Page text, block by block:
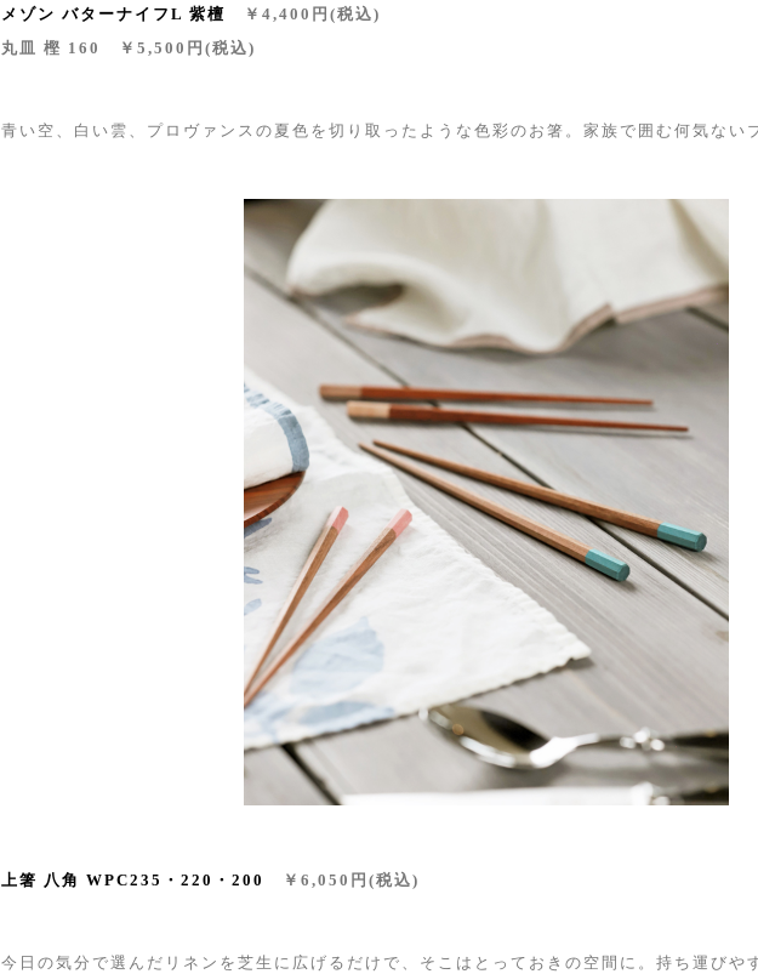
メゾン バターナイフL 紫檀 ￥4,400円(税込)
丸皿 樫 160 ￥5,500円(税込)
青い空、白い雲、プロヴァンスの夏色を切り取ったような色彩のお箸。家族で囲む何気ない
上箸 八角 WPC235 ・ 220 ・ 200 ￥6,050円(税込)
今日の気分で選んだリネンを芝生に広げるだけで、そこはとっておきの空間に。持ち運びや